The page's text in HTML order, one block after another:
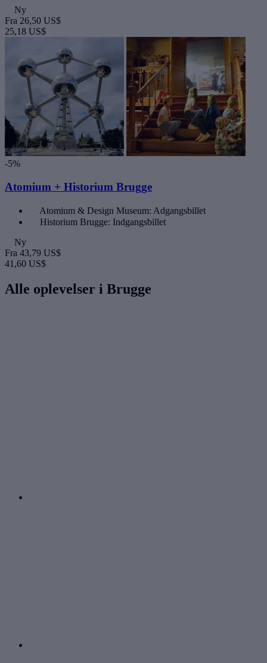
Ny
Fra 26,50 US$
25,18 US$
-5%
Atomium + Historium Brugge
Atomium & Design Museum: Adgangsbillet
Historium Brugge: Indgangsbillet
Ny
Fra 43,79 US$
41,60 US$
Alle oplevelser i Brugge